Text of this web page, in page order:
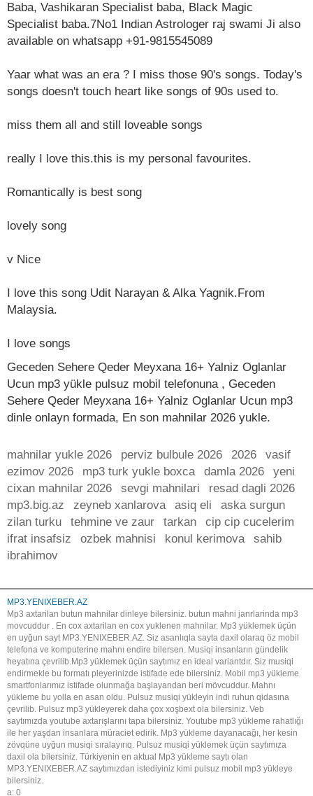
Baba, Vashikaran Specialist baba, Black Magic
Specialist baba.7No1 Indian Astrologer raj swami Ji also
available on whatsapp +91-9815545089
Yaar what was an era ? I miss those 90's songs. Today's
songs doesn't touch heart like songs of 90s used to.
miss them all and still loveable songs
really I love this.this is my personal favourites.
Romantically is best song
lovely song
v Nice
I love this song Udit Narayan & Alka Yagnik.From
Malaysia.
I love songs
Geceden Sehere Qeder Meyxana 16+ Yalniz Oglanlar
Ucun mp3 yükle pulsuz mobil telefonuna , Geceden
Sehere Qeder Meyxana 16+ Yalniz Oglanlar Ucun mp3
dinle onlayn formada, En son mahnilar 2026 yukle.
mahnilar yukle 2026 perviz bulbule 2026 2026
vasif
ezimov 2026
mp3 turk yukle boxca damla 2026
yeni
cixan mahnilar 2026
sevgi mahnilari
resad dagli 2026
mp3.big.az
zeyneb xanlarova asiq eli
aska surgun
zilan turku
tehmine ve zaur tarkan
cip cip cucelerim
ifrat insafsiz
ozbek mahnisi konul kerimova
sahib
ibrahimov
MP3.YENIXEBER.AZ
Mp3 axtarilan butun mahnilar dinleye bilersiniz. butun mahni janrlarinda mp3
movcuddur . En cox axtarilan en cox yuklenen mahnilar. Mp3 yüklemek üçün
en uyğun sayt MP3.YENIXEBER.AZ. Siz asanlıqla sayta daxil olaraq öz mobil
telefona ve komputerine mahnı endire bilersen. Musiqi insanların gündelik
heyatına çevrilib.Mp3 yüklemek üçün saytımız en ideal variantdır. Siz musiqi
endirmekle bu formatı pleyerinizde istifade ede bilersiniz. Mobil mp3 yükleme
smartfonlarımız istifade olunmağa başlayandan beri mövcuddur. Mahnı
yükleme bu yolla en asan oldu. Pulsuz musiqi yükleyin indi ruhun qidasına
çevrilib. Pulsuz mp3 yükleyerek daha çox xoşbext ola bilersiniz. Veb
saytımızda youtube axtarışlarını tapa bilersiniz. Youtube mp3 yükleme rahatlığı
ile her yaşdan insanlara müraciet edirik. Mp3 yükleme dayanacağı, her kesin
zövqüne uyğun musiqi sıralayırıq. Pulsuz musiqi yüklemek üçün saytımıza
daxil ola bilersiniz. Türkiyenin en aktual Mp3 yükleme saytı olan
MP3.YENIXEBER.AZ saytımızdan istediyiniz kimi pulsuz mobil mp3 yükleye
bilersiniz.
a: 0